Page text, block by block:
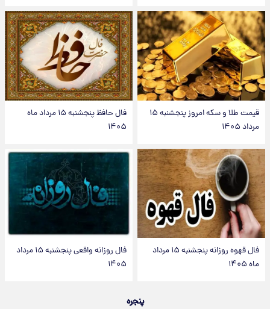
قیمت طلا و سکه امروز پنجشنبه ۱۵
مرداد ۱۴۰۵
فال حافظ پنجشنبه ۱۵ مرداد ماه
۱۴۰۵
فال قهوه روزانه پنجشنبه ۱۵ مرداد
ماه ۱۴۰۵
فال روزانه واقعی پنجشنبه ۱۵ مرداد
۱۴۰۵
پنجره